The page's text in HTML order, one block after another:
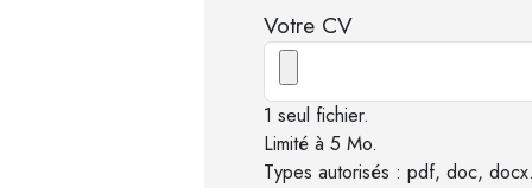
Votre CV
1 seul fichier.
Limité à 5 Mo.
Types autorisés : pdf, doc,